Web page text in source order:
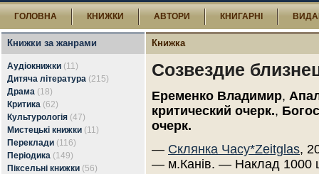
ГОЛОВНА КНИЖКИ АВТОРИ КНИГАРНІ
Книжки за жанрами
Аудіокнижки (11)
Дитяча література (215)
Драма (18)
Критика (62)
Культурологія (47)
Мистецькі книжки (11)
Переклади (116)
Періодика (149)
Піксельні книжки (56)
Книжка
Созвездие
Еременко Владимир,
критический очерк.,
очерк.
— Склянка Часу*Zeitglas,
— м.Канів. — Наклад 1000